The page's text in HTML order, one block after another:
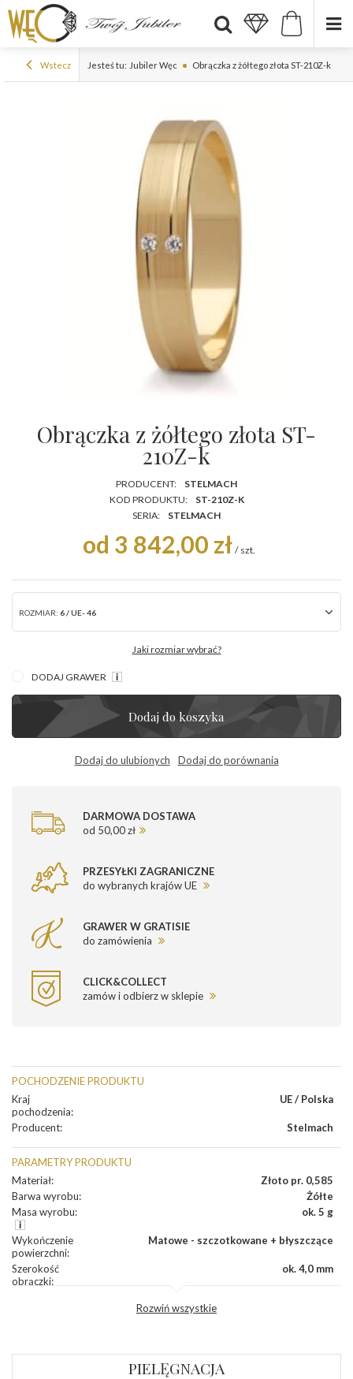
Wstecz Jesteś tu: Jubiler Węc Obrączka z żółtego złota ST-210Z-k
Obrączka z żółtego złota ST-
210Z-k
PRODUCENT:
STELMACH
KOD PRODUKTU:
ST-210Z-K
SERIA:
STELMACH
od 3 842,00 zł / szt.
ROZMIAR: 6 / UE- 46
Jaki rozmiar wybrać?
DODAJ GRAWER
Dodaj do koszyka
Dodaj do ulubionych Dodaj do porównania
DARMOWA DOSTAWA
od 50,00 zł
PRZESYŁKI ZAGRANICZNE
do wybranych krajów UE
GRAWER W GRATISIE
do zamówienia
CLICK&COLLECT
zamów i odbierz w sklepie
POCHODZENIE PRODUKTU
Kraj
pochodzenia:
UE / Polska
Producent: Stelmach
PARAMETRY PRODUKTU
Materiał:
Złoto pr. 0,585
Barwa wyrobu:
Żółte
Masa wyrobu: ok. 5 g
Wykończenie
powierzchni:
Matowe - szczotkowane + błyszczące
Szerokość
obrączki:
ok. 4,0 mm
Rozwiń wszystkie
PIELĘGNACJA